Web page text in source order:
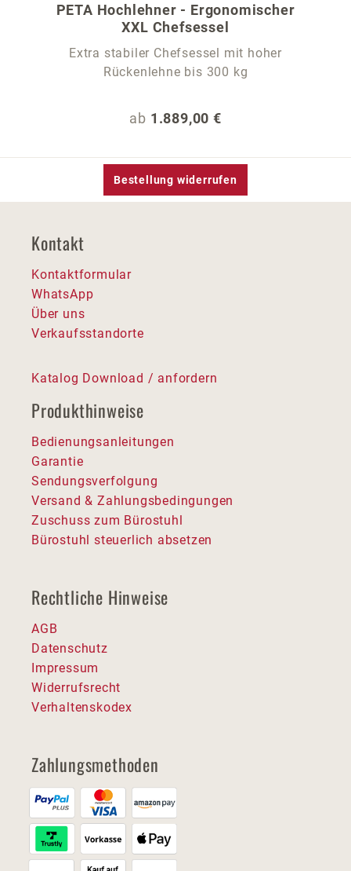
PETA Hochlehner - Ergonomischer
XXL Chefsessel
Extra stabiler Chefsessel mit hoher
Rückenlehne bis 300 kg
Regulärer Preis:
ab 1.889,00 €
Bestellung widerrufen
Kontakt
Kontaktformular
WhatsApp
Über uns
Verkaufsstandorte
Katalog Download / anfordern
Produkthinweise
Bedienungsanleitungen
Garantie
Sendungsverfolgung
Versand & Zahlungsbedingungen
Zuschuss zum Bürostuhl
Bürostuhl steuerlich absetzen
Rechtliche Hinweise
AGB
Datenschutz
Impressum
Widerrufsrecht
Verhaltenskodex
Zahlungsmethoden